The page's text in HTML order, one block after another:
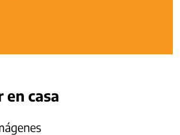
en casa